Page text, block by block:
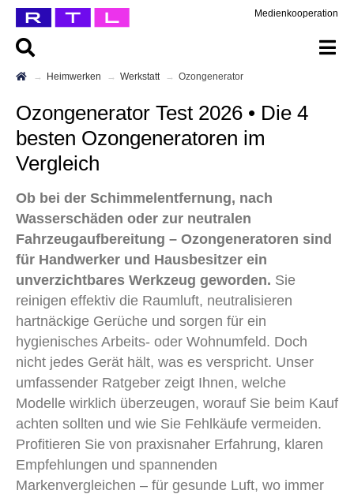
Medienkooperation
Heimwerken Werkstatt Ozongenerator
Ozongenerator Test 2026 • Die 4
besten Ozongeneratoren im
Vergleich
Ob bei der Schimmelentfernung, nach
Wasserschäden oder zur neutralen
Fahrzeugaufbereitung – Ozongeneratoren sind
für Handwerker und Hausbesitzer ein
unverzichtbares Werkzeug geworden. Sie
reinigen effektiv die Raumluft, neutralisieren
hartnäckige Gerüche und sorgen für ein
hygienisches Arbeits- oder Wohnumfeld. Doch
nicht jedes Gerät hält, was es verspricht. Unser
umfassender Ratgeber zeigt Ihnen, welche
Modelle wirklich überzeugen, worauf Sie beim Kauf
achten sollten und wie Sie Fehlkäufe vermeiden.
Profitieren Sie von praxisnaher Erfahrung, klaren
Empfehlungen und spannenden
Markenvergleichen – für gesunde Luft, wo immer